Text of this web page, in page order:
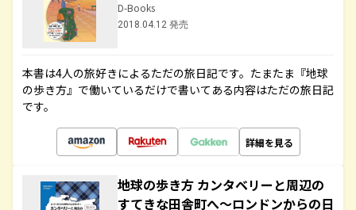
D-Books
2018.04.12 発売
本書は4人の旅好きによるただの旅日記です。たまたま『地球
の歩き方』で働いているだけで書いてある内容はただの旅日記
です。
詳細を見る
地球の歩き方 カンタベリーと周辺の
すてきな田舎町へ～ロンドンからの日